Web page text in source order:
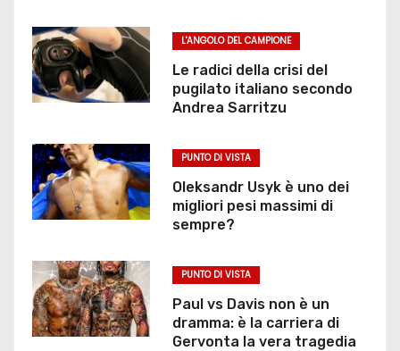
L'ANGOLO DEL CAMPIONE
Le radici della crisi del
pugilato italiano secondo
Andrea Sarritzu
PUNTO DI VISTA
Oleksandr Usyk è uno dei
migliori pesi massimi di
sempre?
PUNTO DI VISTA
Paul vs Davis non è un
dramma: è la carriera di
Gervonta la vera tragedia